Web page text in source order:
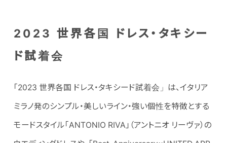
2023 世界各国 ドレス・タキシー
ド試着会
「2023 世界各国 ドレス・タキシード試着会」は、イタリア
ミラノ発のシンプル・美しいライン・強い個性を特徴とする
モードスタイル「ANTONIO RIVA」（アントニオ リーヴァ）の